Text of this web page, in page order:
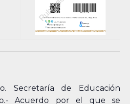
Secretaría de Educación
Acuerdo por el que se